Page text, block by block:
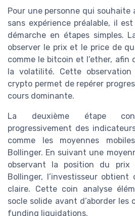
Pour une personne qui souhaite
sans expérience préalable, il
démarche en étapes simples.
observer le prix et le price de
comme le bitcoin et l’ether, afin
la volatilité. Cette
crypto permet de repérer
cours dominante.
La deuxième étape
progressivement des
comme les moyennes
Bollinger. En suivant une
observant la position du prix
Bollinger, l’investisseur
claire. Cette coin analyse
socle solide avant d’aborder
funding liquidations.